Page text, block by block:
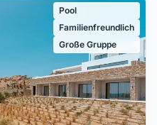
Pool
Familienfreundlich
Große Gruppe